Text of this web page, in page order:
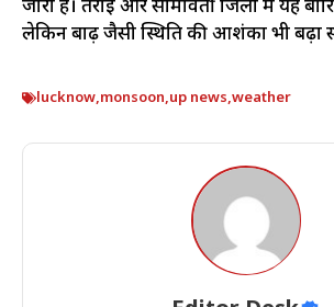
जारी है। तराई और सीमावर्ती जिलों में यह
लेकिन बाढ़ जैसी स्थिति की आशंका भी बढ़ा
lucknow,monsoon,up news,weather